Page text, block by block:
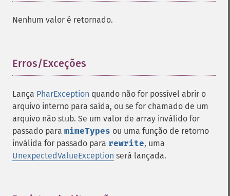
Nenhum valor é retornado.
Erros/Exceções
Lança PharException quando não for possível abrir o
arquivo interno para saída, ou se for chamado de um
arquivo não stub. Se um valor de array inválido for
passado para mimeTypes ou uma função de retorno
inválida for passado para rewrite, uma
UnexpectedValueException será lançada.